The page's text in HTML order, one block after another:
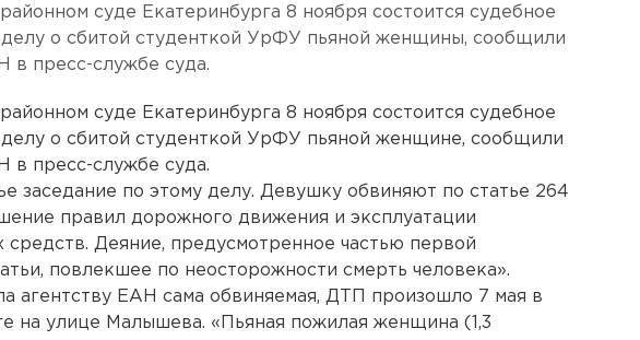
суде Екатеринбурга 8 ноября состоится судебное
делу о сбитой студенткой УрФУ пьяной женщины, сообщили
в пресс-службе суда.
суде Екатеринбурга 8 ноября состоится судебное
делу о сбитой студенткой УрФУ пьяной женщине, сообщили
в пресс-службе суда.
заседание по этому делу. Девушку обвиняют по статье 264
правил дорожного движения и эксплуатации
средств. Деяние, предусмотренное частью первой
повлекшее по неосторожности смерть человека».
агентству ЕАН сама обвиняемая, ДТП произошло 7 мая в
на улице Малышева. «Пьяная пожилая женщина (1,3